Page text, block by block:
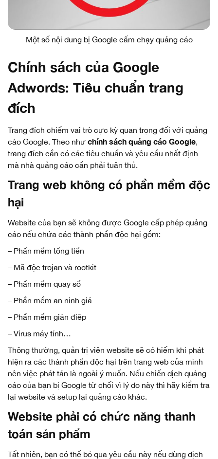
Một số nội dung bị Google cấm chạy quảng cáo
Chính sách của Google
Adwords: Tiêu chuẩn trang
đích
Trang đích chiếm vai trò cực kỳ quan trọng đối với quảng
cáo Google. Theo như chính sách quảng cáo Google
trang đích cần có các tiêu chuẩn và yêu cầu nhất định
mà nhà quảng cáo cần phải tuân thủ.
Trang web không có phần mềm độc
hại
Website của bạn sẽ không được Google cấp phép quảng
cáo nếu chứa các thành phần độc hại gồm:
– Phần mềm tống tiền
– Mã độc trojan và rootkit
– Phần mềm quay số
– Phần mềm an ninh giả
– Phần mềm gián điệp
– Virus máy tính…
Thông thường, quản trị viên website sẽ có hiếm khi phát
hiện ra các thành phần độc hại trên trang web của mình
nên việc phát tán là ngoài ý muốn. Nếu chiến dịch quảng
cáo của bạn bị Google từ chối vì lý do này thì hãy kiểm tra
lại website và setup lại quảng cáo khác.
Website phải có chức năng thanh
toán sản phẩm
Tất nhiên, bạn có thể bỏ qua yêu cầu này nếu dùng dịch